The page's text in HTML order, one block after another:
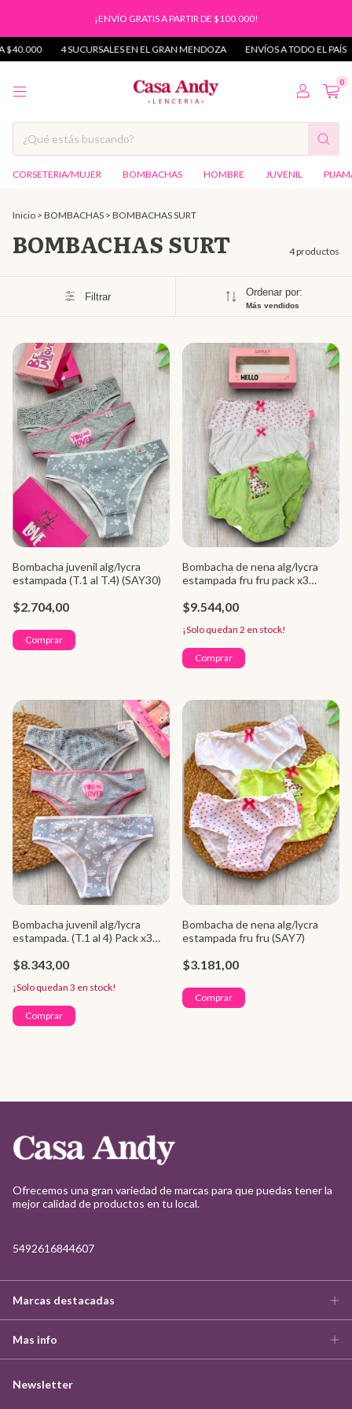
¡ENVÍO GRATIS A PARTIR DE $100.000!
4 SUCURSALES EN EL GRAN MENDOZA ENVÍOS A TODO EL PAÍS
0
CORSETERIA/MUJER BOMBACHAS HOMBRE JUVENIL
Inicio > BOMBACHAS > BOMBACHAS SURT
BOMBACHAS SURT 4 productos
Filtrar Ordenar por:
Más vendidos
Bombacha juvenil alg/lycra
estampada (T.1 al T.4) (SAY30)
$2.704,00
Bombacha de nena alg/lycra
estampada fru fru pack x3
$9.544,00
¡Solo quedan 2 en stock!
Comprar
Bombacha juvenil alg/lycra
estampada. (T.1 al 4) Pack x3
$8.343,00
¡Solo quedan 3 en stock!
Comprar
Bombacha de nena alg/lycra
estampada fru fru (SAY7)
$3.181,00
Ofrecemos una gran variedad de marcas para que puedas tener la
mejor calidad de productos en tu local.
5492616844607
Marcas destacadas
Mas info
Newsletter